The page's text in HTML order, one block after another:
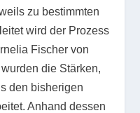
zu bestimmten
wird der Prozess
Fischer von
die Stärken,
den bisherigen
Anhand dessen